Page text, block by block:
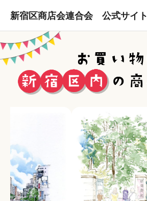
新宿区商店会連合会 公式サイト